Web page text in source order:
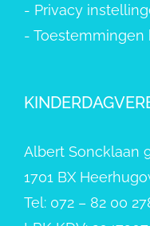
- Privacy
- Toestemmingen
Albert Soncklaan
1701 BX
Tel: 072 – 82 00